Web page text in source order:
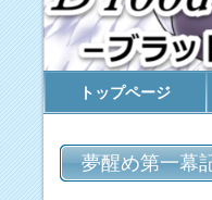
夢醒め第一幕
トップページ